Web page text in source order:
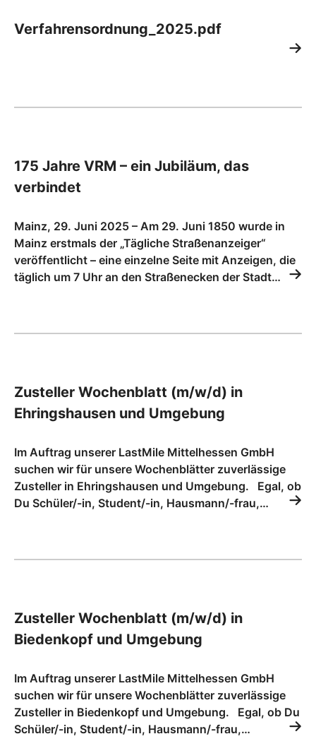
Verfahrensordnung_2025.pdf
175 Jahre VRM – ein Jubiläum, das
verbindet
Mainz, 29. Juni 2025 – Am 29. Juni 1850 wurde in
Mainz erstmals der „Tägliche Straßenanzeiger“
veröffentlicht – eine einzelne Seite mit Anzeigen, die
täglich um 7 Uhr an den Straßenecken der Stadt…
Zusteller Wochenblatt (m/w/d) in
Ehringshausen und Umgebung
Im Auftrag unserer LastMile Mittelhessen GmbH
suchen wir für unsere Wochenblätter zuverlässige
Zusteller in Ehringshausen und Umgebung. Egal, ob
Du Schüler/-in, Student/-in, Hausmann/-frau,…
Zusteller Wochenblatt (m/w/d) in
Biedenkopf und Umgebung
Im Auftrag unserer LastMile Mittelhessen GmbH
suchen wir für unsere Wochenblätter zuverlässige
Zusteller in Biedenkopf und Umgebung. Egal, ob Du
Schüler/-in, Student/-in, Hausmann/-frau,…